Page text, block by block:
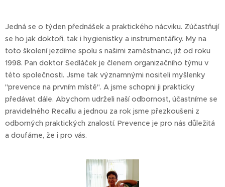
Jedná se o týden přednášek a praktického nácviku. Zúčastňují
se ho jak doktoři, tak i hygienistky a instrumentářky. My na
toto školení jezdíme spolu s našimi zaměstnanci, již od roku
1998. Pan doktor Sedláček je členem organizačního týmu v
této společnosti. Jsme tak významnými nositeli myšlenky
"prevence na prvním místě". A jsme schopni ji prakticky
předávat dále. Abychom udrželi naší odbornost, účastníme se
pravidelného Recallu a jednou za rok jsme přezkoušeni z
odborných praktických znalostí. Prevence je pro nás důležitá
a doufáme, že i pro vás.